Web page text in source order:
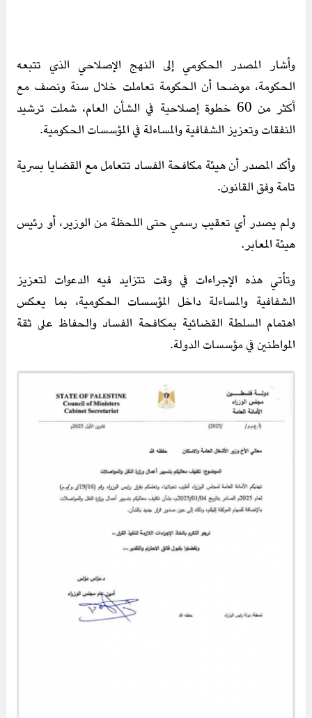
وأشار المصدر الحكومي إلى النهج الإصلاحي الذي تتبعه
الحكومة، موضحا أن الحكومة تعاملت خلال سنة ونصف مع
أكثر من 60 خطوة إصلاحية في الشأن العام، شملت ترشيد
النفقات وتعزيز الشفافية والمساءلة في المؤسسات الحكومية.
وأكد المصدر أن هيئة مكافحة الفساد تتعامل مع القضايا بسرية
تامة وفق القانون.
ولم يصدر أي تعقيب رسمي حتى اللحظة من الوزير، أو رئيس
هيئة المعابر.
وتأتي هذه الإجراءات في وقت تتزايد فيه الدعوات لتعزيز
الشفافية والمساءلة داخل المؤسسات الحكومية، بما يعكس
اهتمام السلطة القضائية بمكافحة الفساد والحفاظ على ثقة
المواطنين في مؤسسات الدولة.